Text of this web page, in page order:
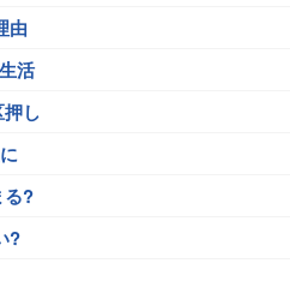
由
活
し
る?
?